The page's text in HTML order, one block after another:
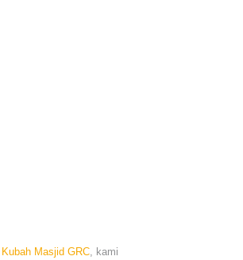
Kubah Masjid GRC, kami